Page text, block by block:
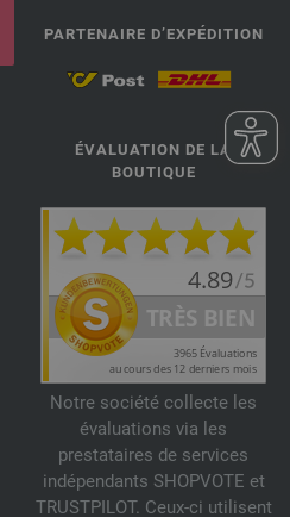
PARTENAIRE D’EXPÉDITION
ÉVALUATION DE LA
BOUTIQUE
Notre société collecte les
évaluations via les
prestataires de services
indépendants SHOPVOTE et
TRUSTPILOT. Ceux-ci utilisent